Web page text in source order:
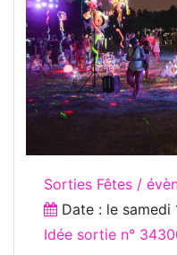
Sorties Fêtes /
Date : le samedi
Idée sortie n°